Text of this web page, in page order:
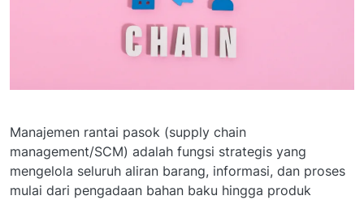
Manajemen rantai pasok (supply chain
management/SCM) adalah fungsi strategis yang
mengelola seluruh aliran barang, informasi, dan proses
mulai dari pengadaan bahan baku hingga produk